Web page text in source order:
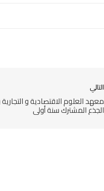
التالي
معهد العلوم الاقتصادية و
الجذع المشترك سنة أولى